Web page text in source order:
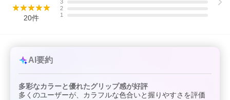
プレゼント プロ愛用品
20件
3
2
1
AI要約
多彩なカラーと優れたグリップ感が好評
多くのユーザーが、カラフルな色合いと握りやすさを評価